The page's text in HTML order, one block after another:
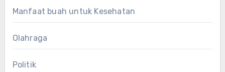
Manfaat buah untuk Kesehatan
Olahraga
Politik